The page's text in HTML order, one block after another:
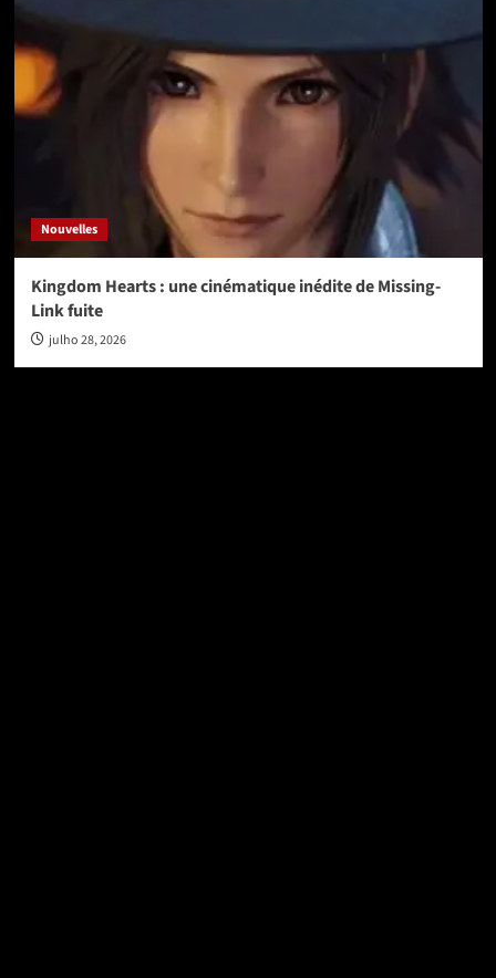
Nouvelles
Kingdom Hearts : une cinématique inédite de Missing-
Link fuite
julho 28, 2026